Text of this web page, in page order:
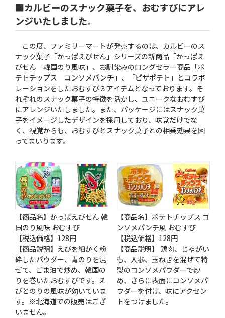
■カルビーのスナック菓子を、おむすびにアレ
ンジいたしました。
この度、ファミリーマートが発売するのは、カルビーのス
ナック菓子「かっぱえびせん」シリーズの新商品「かっぱえ
びせん 韓国のり風味」、お馴染みのロングセラー商品「ポ
テトチップス コンソメパンチ」、「ピザポテト」とコラボ
レーションをしたおむすび３アイテムとなっております。そ
れぞれのスナック菓子の特徴を活かし、ユニークなおむすび
にアレンジいたしました。また、パッケージにはスナック菓
子をイメージしたデザインを採用しており、味覚だけでな
く、視覚からも、おむすびとスナック菓子との相乗効果を図
ってまいります。
【商品名】かっぱえびせん 韓
国のり風味 おむすび
【税込価格】128円
【商品説明】えびを細かく粉
砕したパウダー、青のりを混
ぜて、ごま油で炒め、韓国の
りを巻いたおむすびです。え
びとのりの風味が効いていま
す。※北海道での販売はござ
いません。
【商品名】ポテトチップス コ
ンソメパンチ風 おむすび
【税込価格】128円
【商品説明】 鶏肉、じゃがい
も、人参、玉ねぎを混ぜて特
製のコンソメパウダーで炒
め、さらに表面にコンソメパ
ウダーを付け、味にアクセン
トをつけました。